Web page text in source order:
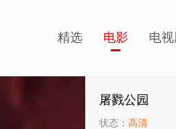
精选 电影 电
屠戮公园
状态： 高清